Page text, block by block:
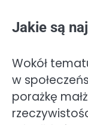
Jakie są
Wokół
w
porażkę